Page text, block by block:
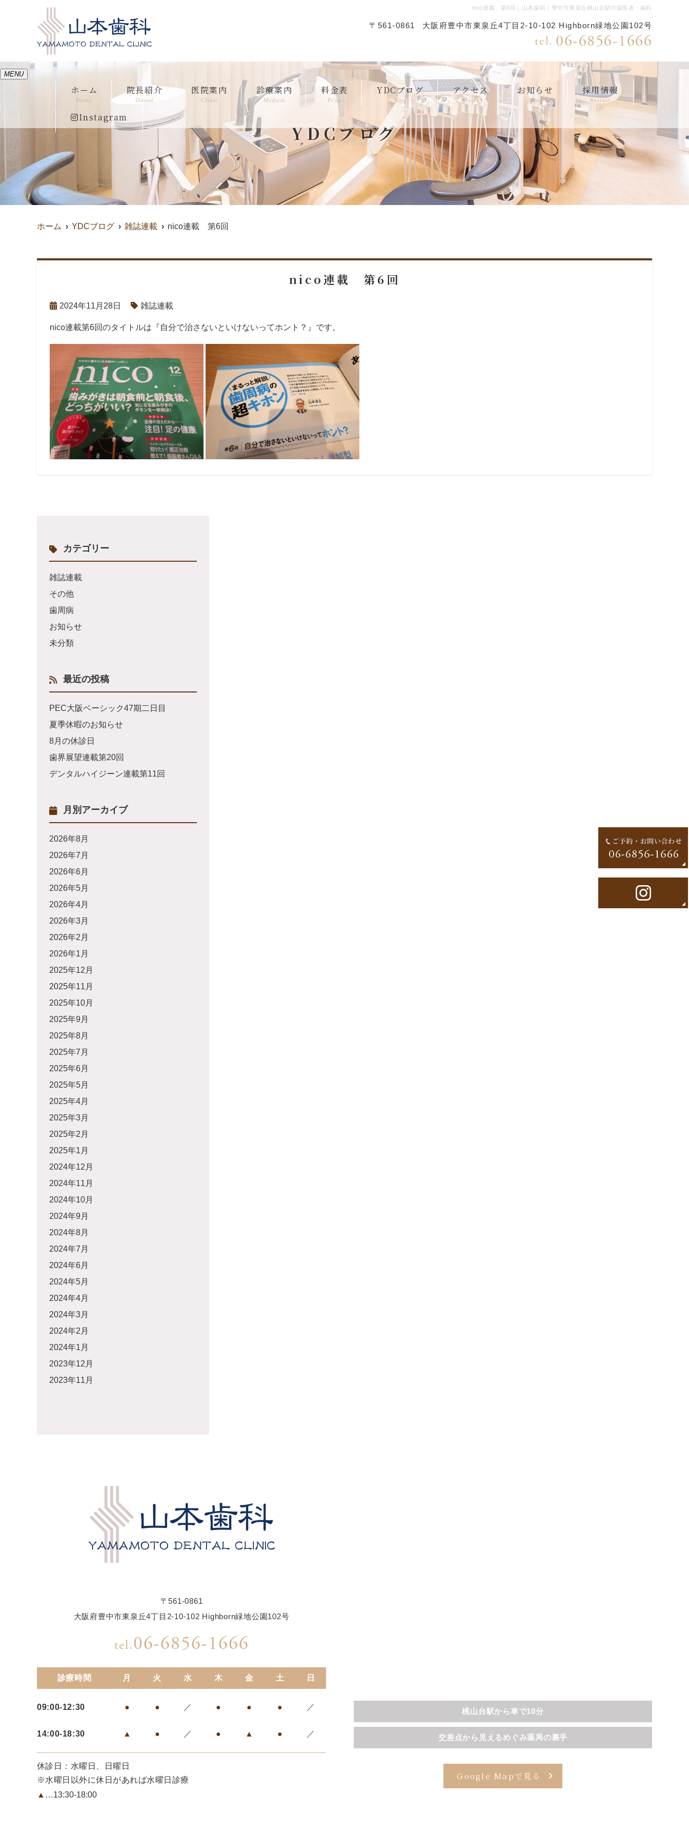
nico連載 第6回｜山本歯科｜豊中市東泉丘桃山台駅の歯医者・歯科
〒561-0861 大阪府豊中市東泉丘4丁目2-10-102 Highborn緑地公園102号
tel. 06-6856-1666
MENU
ホーム
Home
院長紹介
Doctor
医院案内
Clinic
診療案内
Medical
料金表
Price
YDCブログ
Blog
アクセス
Access
お知らせ
News
採用情報
Recruit
Instagram
YDCブログ
ホーム YDCブログ 雑誌連載 nico連載 第6回
nico連載 第6回
2024年11月28日 雑誌連載
nico連載第6回のタイトルは『自分で治さないといけないってホント？』です。
カテゴリー
雑誌連載
その他
歯周病
お知らせ
未分類
最近の投稿
PEC大阪ベーシック47期二日目
夏季休暇のお知らせ
8月の休診日
歯界展望連載第20回
デンタルハイジーン連載第11回
月別アーカイブ
2026年8月
2026年7月
2026年6月
2026年5月
2026年4月
2026年3月
2026年2月
2026年1月
2025年12月
2025年11月
2025年10月
2025年9月
2025年8月
2025年7月
2025年6月
2025年5月
2025年4月
2025年3月
2025年2月
2025年1月
2024年12月
2024年11月
2024年10月
2024年9月
2024年8月
2024年7月
2024年6月
2024年5月
2024年4月
2024年3月
2024年2月
2024年1月
2023年12月
2023年11月
〒561-0861
大阪府豊中市東泉丘4丁目2-10-102 Highborn緑地公園102号
tel.06-6856-1666
診療時間 月 火 水 木 金 土 日
09:00-12:30 ● ● ／ ● ● ● ／
14:00-18:30 ▲ ● ／ ● ▲ ● ／
休診日：水曜日、日曜日
※水曜日以外に休日があれば水曜日診療
▲ …13:30-18:00
桃山台駅から車で10分
交差点から見えるめぐみ薬局の裏手
Google Mapで見る